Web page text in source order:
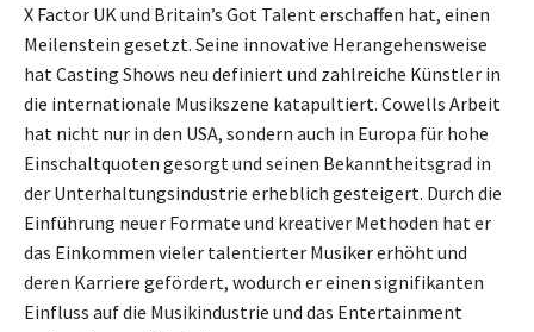
X Factor UK und Britain’s Got Talent erschaffen hat, einen
Meilenstein gesetzt. Seine innovative Herangehensweise
hat Casting Shows neu definiert und zahlreiche Künstler in
die internationale Musikszene katapultiert. Cowells Arbeit
hat nicht nur in den USA, sondern auch in Europa für hohe
Einschaltquoten gesorgt und seinen Bekanntheitsgrad in
der Unterhaltungsindustrie erheblich gesteigert. Durch die
Einführung neuer Formate und kreativer Methoden hat er
das Einkommen vieler talentierter Musiker erhöht und
deren Karriere gefördert, wodurch er einen signifikanten
Einfluss auf die Musikindustrie und das Entertainment